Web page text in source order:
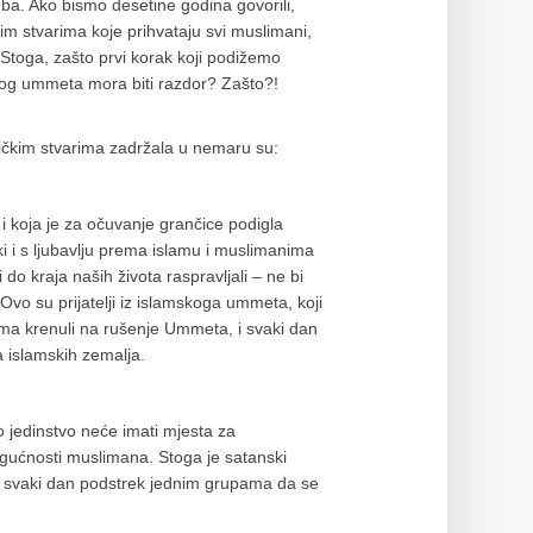
Ako bismo desetine godina govorili,
stvarima koje prihvataju svi muslimani,
zašto prvi korak koji podižemo
ummeta mora biti razdor? Zašto?!
stvarima zadržala u nemaru su:
koja je za očuvanje grančice podigla
i s ljubavlju prema islamu i muslimanima
kraja naših života raspravljali – ne bi
su prijatelji iz islamskoga ummeta, koji
krenuli na rušenje Ummeta, i svaki dan
islamskih zemalja.
jedinstvo neće imati mjesta za
muslimana. Stoga je satanski
dan podstrek jednim grupama da se